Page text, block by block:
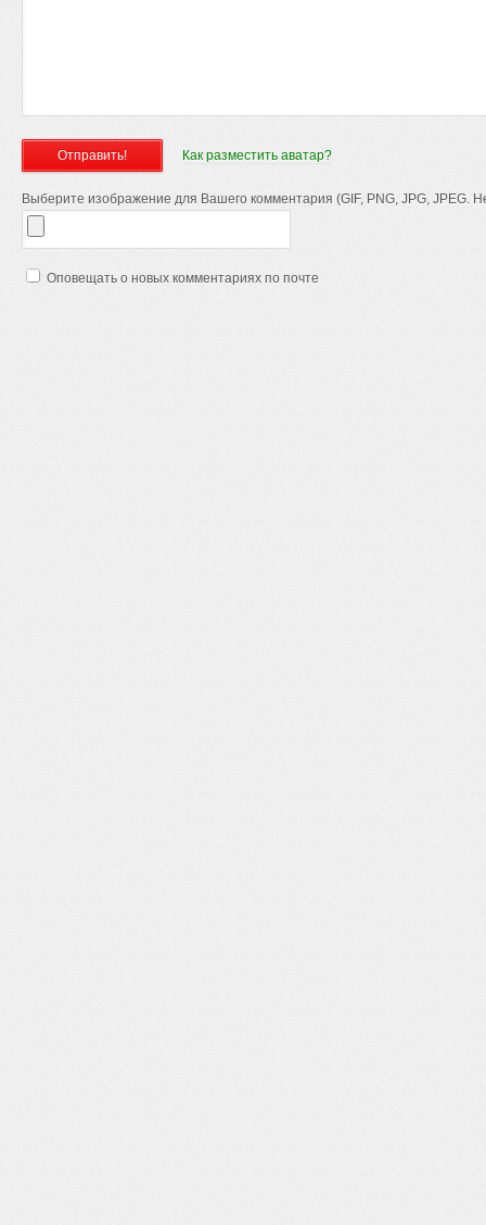
Как разместить аватар?
Выберите изображение для Вашего комментария (GIF, PNG, JPG, JPEG.
Оповещать о новых комментариях по почте